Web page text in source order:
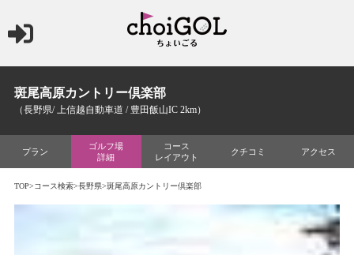
斑尾高原カントリー倶楽部
（長野県/ 上信越自動車道 / 豊田飯山IC 2km）
プラン
ゴルフ場
詳細
コース
レイアウト
クチコミ アクセス
TOP>コース検索>長野県>斑尾高原カントリー倶楽部